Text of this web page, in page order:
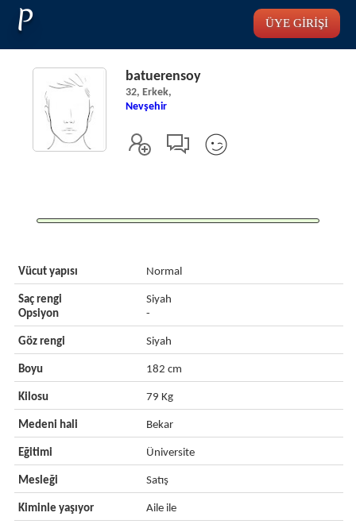
P ÜYE GİRİŞİ
batuerensoy
32, Erkek,
Nevşehir
Vücut yapısı Normal
Saç rengi
Opsiyon
Siyah
-
Göz rengi Siyah
Boyu 182 cm
Kilosu 79 Kg
Medeni hali Bekar
Eğitimi Üniversite
Mesleği Satış
Kiminle yaşıyor Aile ile